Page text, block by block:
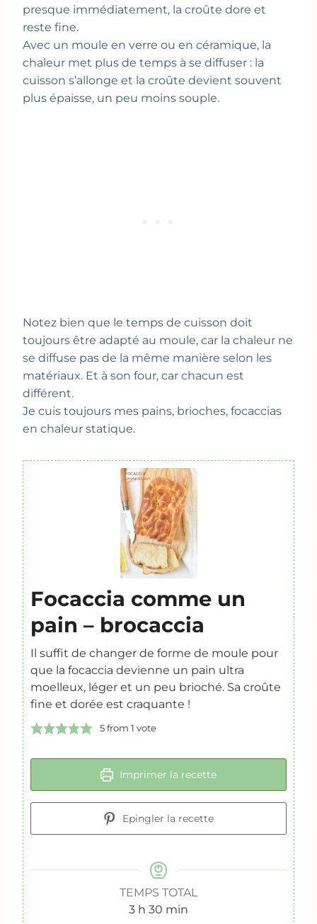
presque immédiatement, la croûte dore et
reste fine.
Avec un moule en verre ou en céramique, la
chaleur met plus de temps à se diffuser : la
cuisson s’allonge et la croûte devient souvent
plus épaisse, un peu moins souple.
Notez bien que le temps de cuisson doit
toujours être adapté au moule, car la chaleur ne
se diffuse pas de la même manière selon les
matériaux. Et à son four, car chacun est
différent.
Je cuis toujours mes pains, brioches, focaccias
en chaleur statique.
Focaccia comme un
pain – brocaccia
Il suffit de changer de forme de moule pour
que la focaccia devienne un pain ultra
moelleux, léger et un peu brioché. Sa croûte
fine et dorée est craquante !
5from 1 vote
Imprimer la recette
Epingler la recette
TEMPS TOTAL
3hh 30 m
min